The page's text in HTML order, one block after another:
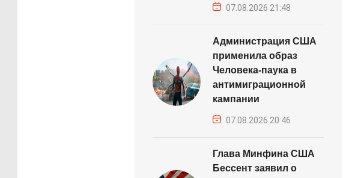
07.08.2026 21:48
Администрация США
применила образ
Человека-паука в
антимиграционной
кампании
07.08.2026 20:46
Глава Минфина США
Бессент заявил о